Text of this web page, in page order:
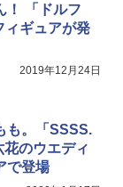
！ 「ドルフ
ィギュアが発
2019年12月24日
も。「SSSS.
のウエディ
で登場